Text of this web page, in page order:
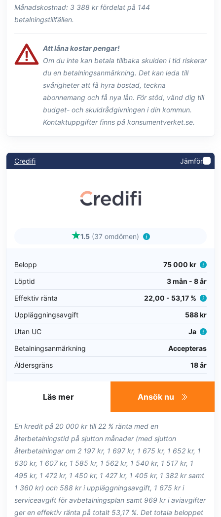
Månadskostnad: 3 388 kr fördelat på 144
betalningstillfällen.
Att låna kostar pengar!
Om du inte kan betala tillbaka skulden i tid riskerar
du en betalningsanmärkning. Det kan leda till
svårigheter att få hyra bostad, teckna
abonnemang och få nya lån. För stöd, vänd dig till
budget- och skuldrådgivningen i din kommun.
Kontaktuppgifter finns på konsumentverket.se.
Credifi Jämför
1.5 (37 omdömen)
Belopp
75 000 kr
Löptid
3 mån - 8 år
Effektiv ränta
22,00 - 53,17 %
Uppläggningsavgift
588 kr
Utan UC
Ja
Betalningsanmärkning
Accepteras
Åldersgräns
18 år
Ansök nu
Läs mer
En kredit på 20 000 kr till 22 % ränta med en
återbetalningstid på sjutton månader (med sjutton
återbetalningar om 2 197 kr, 1 697 kr, 1 675 kr, 1 652 kr, 1
630 kr, 1 607 kr, 1 585 kr, 1 562 kr, 1 540 kr, 1 517 kr, 1
495 kr, 1 472 kr, 1 450 kr, 1 427 kr, 1 405 kr, 1 382 kr samt
1 360 kr) och 588 kr i uppläggningsavgift, 1 675 kr i
serviceavgift för avbetalningsplan samt 969 kr i aviavgifter
ger en effektiv ränta på totalt 53,17 %. Det totala beloppet